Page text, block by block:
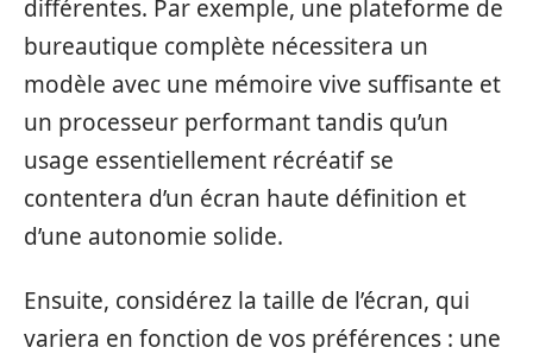
différentes. Par exemple, une plateforme de
bureautique complète nécessitera un
modèle avec une mémoire vive suffisante et
un processeur performant tandis qu’un
usage essentiellement récréatif se
contentera d’un écran haute définition et
d’une autonomie solide.
Ensuite, considérez la taille de l’écran, qui
variera en fonction de vos préférences : une